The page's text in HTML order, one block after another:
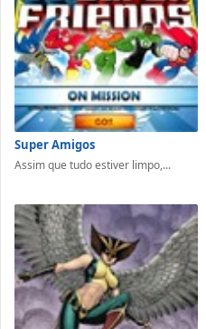
Super Amigos
Assim que tudo estiver limpo,...